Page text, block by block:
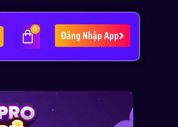
0 Đăng Nhập App